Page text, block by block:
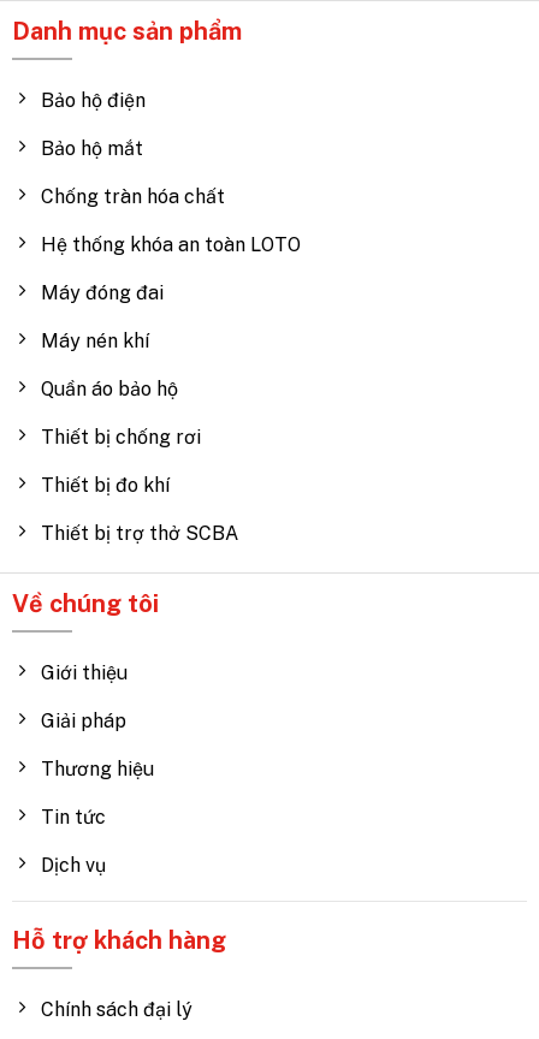
Danh mục sản phẩm
Bảo hộ điện
Bảo hộ mắt
Chống tràn hóa chất
Hệ thống khóa an toàn LOTO
Máy đóng đai
Máy nén khí
Quần áo bảo hộ
Thiết bị chống rơi
Thiết bị đo khí
Thiết bị trợ thở SCBA
Về chúng tôi
Giới thiệu
Giải pháp
Thương hiệu
Tin tức
Dịch vụ
Hỗ trợ khách hàng
Chính sách đại lý